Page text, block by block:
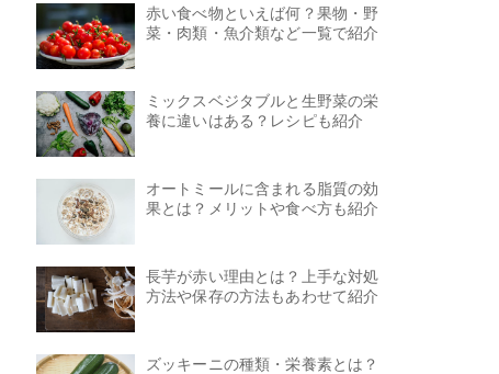
赤い食べ物といえば何？果物・野
菜・肉類・魚介類など一覧で紹介
ミックスベジタブルと生野菜の栄
養に違いはある？レシピも紹介
オートミールに含まれる脂質の効
果とは？メリットや食べ方も紹介
長芋が赤い理由とは？上手な対処
方法や保存の方法もあわせて紹介
ズッキーニの種類・栄養素とは？